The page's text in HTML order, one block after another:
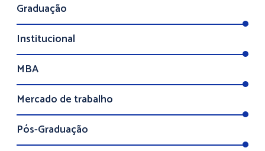
Graduação
Institucional
MBA
Mercado de trabalho
Pós-Graduação